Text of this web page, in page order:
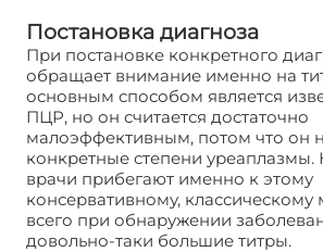
Постановка диагноза
При постановке конкретного
обращает внимание именно на
основным способом является
ПЦР, но он считается достаточно
малоэффективным, потом что он
конкретные степени
врачи прибегают именно к этому
консервативному, классическому
всего при обнаружении
довольно-таки большие титры.